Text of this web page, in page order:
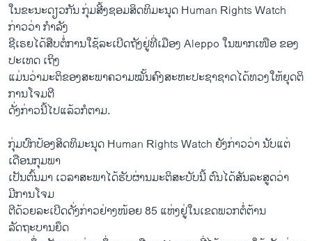
​ໃນ​ຂະນະ​ດຽວ​ກັນ ກຸ່ມ​ສີ້​ງຊອມ​ສິດທິ​ມະນຸດ​ Human Rights Watch
ກ່າວ​ວ່າ ກຳລັງ
​ຊີ​ເຣຍ​ໄດ້​ສືບ​ຕໍ່​ການ​ໃຊ້ລະ​ເບີດຖັງຢູ່​ທີ່​ເມືອງ Aleppo ໃນພາກເໜືອ ຂອງ
ປະເທດ ​ເຖິງ
​ແມ່ນວ່າມະຕິຂອງສະພາ​ຄວາມ​ໝັ້ນຄົງ​ສະຫະ​ປະຊາ​ຊາດ​ໄດ້​ທວງໃຫ້ຍຸດຕິ
ການ​ໂຈມຕີ​
ດັ່ງກ່າວນີ້ໄປແລ້ວກໍຕາມ.
ກຸ່ມ​ປົກປ້ອງສິດທິມະນຸດ Human Rights Watch ຍັງກ່າວ​ວ່າ ນັບ​ແຕ່​
ເດືອນ​ກຸ​ມພາ​
ເປັນ​ຕົ້ນ​ມາ ​ເວລາ​ສະພາ​ໄດ້​ຮັບຜ່ານ​ມະຕິສະບັບນີ້ ຕົນ​ໄດ້ສັນ​ລະ​ສູດ​ວ່າ
ມີການໂຈມ
ຕີດ້ວຍລ​ະ​ເບີດດັ່ງກ່າວ​ຢ່າງ​ໜ້ອຍ 85 ​ແຫ່ງ​ຢູ່​ໃນ​ເຂດ​ພວກຕໍ່ຕ້ານ
ລັດຖະບານຍຶດ​